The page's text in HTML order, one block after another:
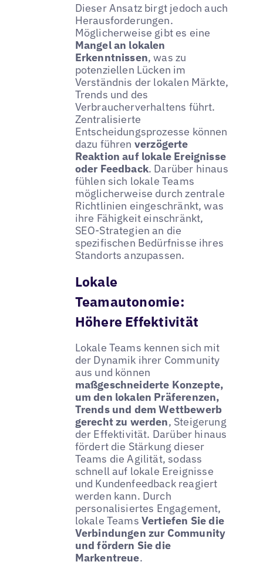
Dieser Ansatz birgt jedoch auch
Herausforderungen.
Möglicherweise gibt es eine
Mangel an lokalen
Erkenntnissen, was zu
potenziellen Lücken im
Verständnis der lokalen Märkte,
Trends und des
Verbraucherverhaltens führt.
Zentralisierte
Entscheidungsprozesse können
dazu führen verzögerte
Reaktion auf lokale Ereignisse
oder Feedback. Darüber hinaus
fühlen sich lokale Teams
möglicherweise durch zentrale
Richtlinien eingeschränkt, was
ihre Fähigkeit einschränkt,
SEO-Strategien an die
spezifischen Bedürfnisse ihres
Standorts anzupassen.
Lokale
Teamautonomie:
Höhere Effektivität
Lokale Teams kennen sich mit
der Dynamik ihrer Community
aus und können
maßgeschneiderte Konzepte,
um den lokalen Präferenzen,
Trends und dem Wettbewerb
gerecht zu werden, Steigerung
der Effektivität. Darüber hinaus
fördert die Stärkung dieser
Teams die Agilität, sodass
schnell auf lokale Ereignisse
und Kundenfeedback reagiert
werden kann. Durch
personalisiertes Engagement,
lokale Teams Vertiefen Sie die
Verbindungen zur Community
und fördern Sie die
Markentreue.